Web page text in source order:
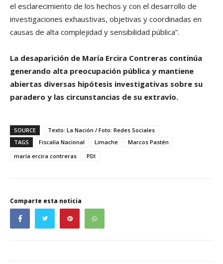
el esclarecimiento de los hechos y con el desarrollo de
investigaciones exhaustivas, objetivas y coordinadas en
causas de alta complejidad y sensibilidad pública”.
La desaparición de María Ercira Contreras continúa
generando alta preocupación pública y mantiene
abiertas diversas hipótesis investigativas sobre su
paradero y las circunstancias de su extravío.
SOURCE
Texto: La Nación / Foto: Redes Sociales
TAGS
Fiscalía Nacional Limache
Marcos Pastén
maría ercira contreras
PDI
Comparte esta noticia